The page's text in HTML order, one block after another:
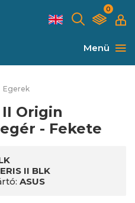
0
Menü
Egerek
II Origin
- Fekete
II BLK
ASUS